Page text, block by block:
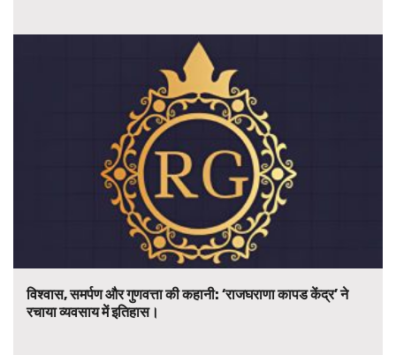
विश्वास, समर्पण और गुणवत्ता की कहानी: ‘राजघराणा कापड केंद्र’ ने
रचाया व्यवसाय में इतिहास।